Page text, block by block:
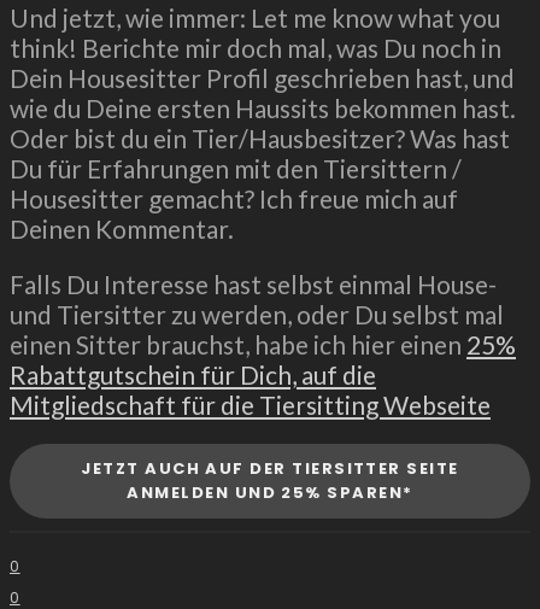
Und jetzt, wie immer: Let me know what you
think! Berichte mir doch mal, was Du noch in
Dein Housesitter Profil geschrieben hast, und
wie du Deine ersten Haussits bekommen hast.
Oder bist du ein Tier/Hausbesitzer? Was hast
Du für Erfahrungen mit den Tiersittern /
Housesitter gemacht? Ich freue mich auf
Deinen Kommentar.
Falls Du Interesse hast selbst einmal House-
und Tiersitter zu werden, oder Du selbst mal
einen Sitter brauchst, habe ich hier einen 25%
Rabattgutschein für Dich, auf die
Mitgliedschaft für die Tiersitting Webseite
JETZT AUCH AUF DER TIERSITTER SEITE
ANMELDEN UND 25% SPAREN*
0
0